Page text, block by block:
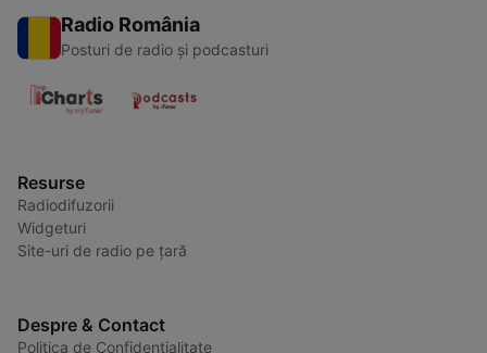
Radio România
Posturi de radio și podcasturi
Resurse
Radiodifuzorii
Widgeturi
Site-uri de radio pe țară
Despre & Contact
Politica de Confidențialitate